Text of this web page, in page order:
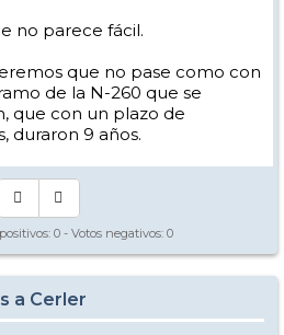
no parece fácil.
que no pase como con
de la N-260 que se
que con un plazo de
duraron 9 años.
0 - Votos negativos: 0
a Cerler